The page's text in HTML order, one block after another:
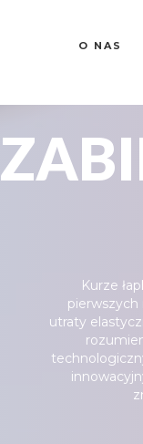
O NAS
Kurze
pierwszych
utraty